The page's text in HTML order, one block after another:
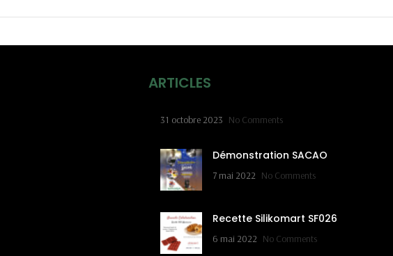
ARTICLES
31 octobre 2023 No Comments
Démonstration SACAO
7 mai 2022 No Comments
Recette Silikomart SF026
6 mai 2022 No Comments